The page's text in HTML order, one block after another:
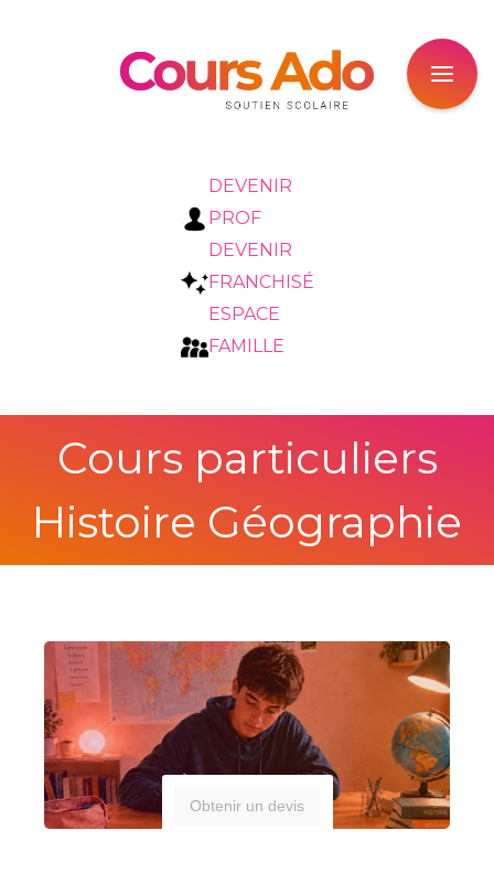
DEVENIR
PROF
DEVENIR
FRANCHISÉ
ESPACE
FAMILLE
Cours particuliers
Histoire Géographie
Obtenir un devis